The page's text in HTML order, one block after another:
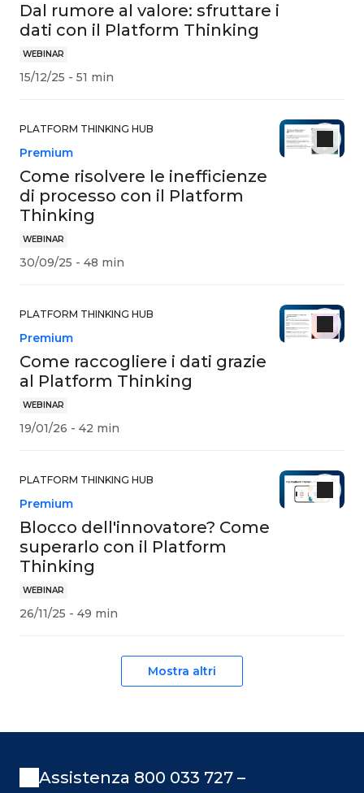
WEBINAR
Dal rumore al valore: sfruttare i
dati con il Platform Thinking
15/12/25 - 51 min
PLATFORM THINKING HUB
WEBINAR
Come risolvere le inefficienze
di processo con il Platform
Thinking
Premium
30/09/25 - 48 min
PLATFORM THINKING HUB
WEBINAR
Come raccogliere i dati grazie
al Platform Thinking
Premium
19/01/26 - 42 min
PLATFORM THINKING HUB
WEBINAR
Blocco dell'innovatore? Come
superarlo con il Platform
Thinking
Premium
26/11/25 - 49 min
Mostra altri
Assistenza 800 033 727 –